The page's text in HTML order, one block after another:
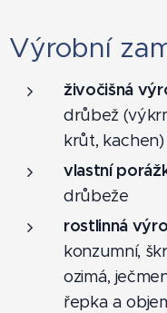
Výrobní
živočišná
drůbež
krůt, kachen)
vlastní
drůbeže
rostlinná
konzumní,
ozimá,
řepka a